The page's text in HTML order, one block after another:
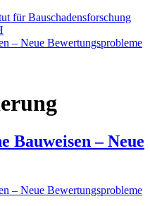
Bauweisen – Neue